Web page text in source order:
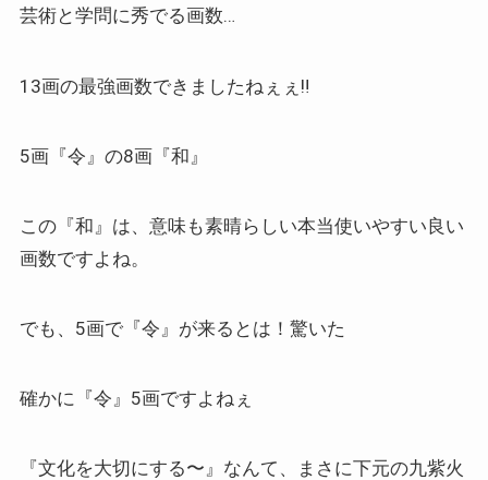
芸術と学問に秀でる画数…
13画の最強画数できましたねぇぇ‼️
5画『令』の8画『和』
この『和』は、意味も素晴らしい本当使いやすい良い
画数ですよね。
でも、5画で『令』が来るとは！驚いた
確かに『令』5画ですよねぇ
『文化を大切にする〜』なんて、まさに下元の九紫火